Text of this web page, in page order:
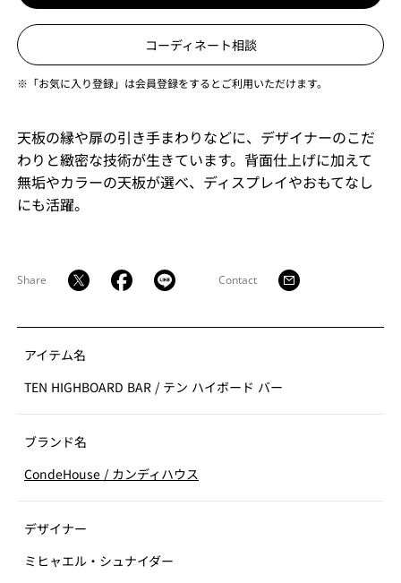
コーディネート相談
※「お気に入り登録」は会員登録をするとご利用いただけます。
天板の縁や扉の引き手まわりなどに、デザイナーのこだ
わりと緻密な技術が生きています。背面仕上げに加えて
無垢やカラーの天板が選べ、ディスプレイやおもてなし
にも活躍。
Share Contact
アイテム名
TEN HIGHBOARD BAR / テン ハイボード バー
ブランド名
CondeHouse / カンディハウス
デザイナー
ミヒャエル・シュナイダー